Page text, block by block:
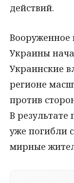
действий.
Вооруженное
Украины
Украинские
регионе
против
В
уже погибли
мирные